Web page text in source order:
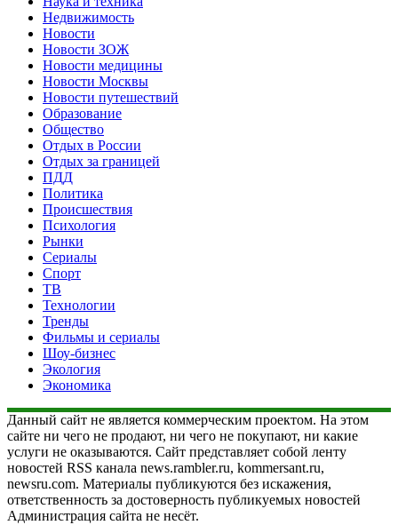
Недвижимость
Новости
Новости ЗОЖ
Новости медицины
Новости Москвы
Новости путешествий
Образование
Общество
Отдых в России
Отдых за границей
ПДД
Политика
Происшествия
Психология
Рынки
Сериалы
Спорт
ТВ
Технологии
Тренды
Фильмы и сериалы
Шоу-бизнес
Экология
Экономика
Данный сайт не является коммерческим проектом. На этом
сайте ни чего не продают, ни чего не покупают, ни какие
услуги не оказываются. Сайт представляет собой ленту
новостей RSS канала news.rambler.ru, kommersant.ru,
newsru.com. Материалы публикуются без искажения,
ответственность за достоверность публикуемых новостей
Администрация сайта не несёт.